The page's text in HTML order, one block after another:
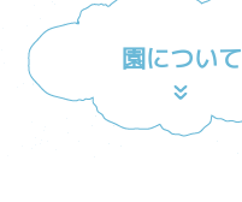
園について